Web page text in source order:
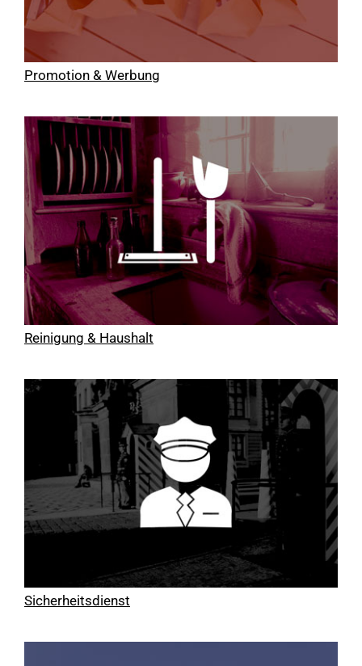
Promotion & Werbung
Reinigung & Haushalt
Sicherheitsdienst